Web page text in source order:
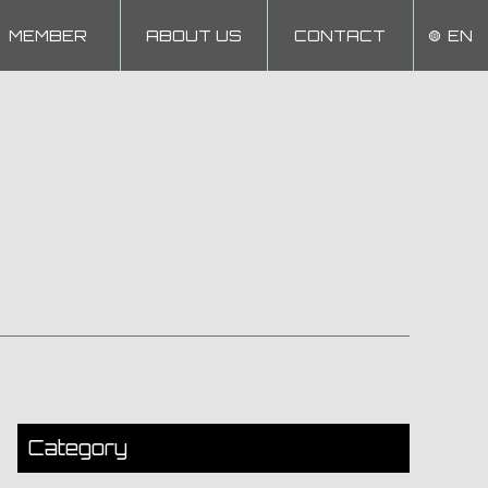
MEMBER ABOUT US CONTACT EN
Category